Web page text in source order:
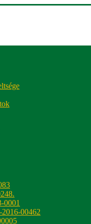
0001
00462